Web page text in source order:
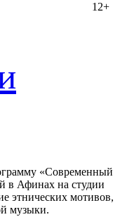
12+
«Современный
в Афинах на студии
этнических мотивов,
музыки.